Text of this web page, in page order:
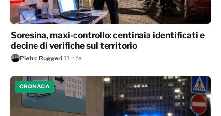
Soresina, maxi-controllo: centinaia identificati e
decine di verifiche sul territorio
Pietro Ruggeri·11 h fa
CRONACA